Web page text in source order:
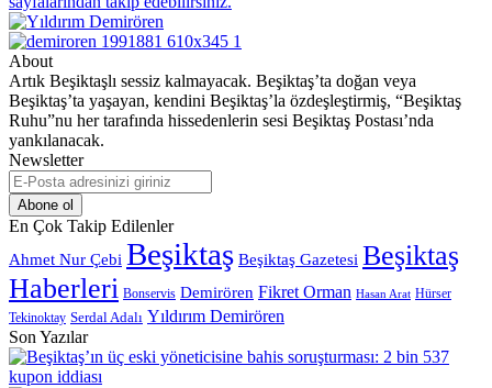
About
Artık Beşiktaşlı sessiz kalmayacak. Beşiktaş’ta doğan veya
Beşiktaş’ta yaşayan, kendini Beşiktaş’la özdeşleştirmiş, “Beşiktaş
Ruhu”nu her tarafında hissedenlerin sesi Beşiktaş Postası’nda
yankılanacak.
Newsletter
E-
Posta
adresinizi
giriniz
En Çok Takip Edilenler
Ahmet Nur Çebi Beşiktaş Beşiktaş Gazetesi Beşiktaş
Haberleri Bonservis Demirören Fikret Orman Hasan Arat Hürser
Tekinoktay Serdal Adalı Yıldırım Demirören
Son Yazılar